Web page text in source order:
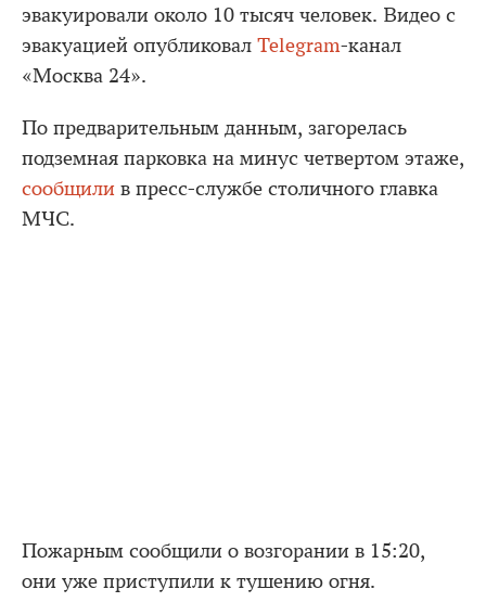
эвакуировали около 10 тысяч человек. Видео с
эвакуацией опубликовал Telegram-канал
«Москва 24».
По предварительным данным, загорелась
подземная парковка на минус четвертом этаже,
сообщили в пресс-службе столичного главка
МЧС.
Пожарным сообщили о возгорании в 15:20,
они уже приступили к тушению огня.